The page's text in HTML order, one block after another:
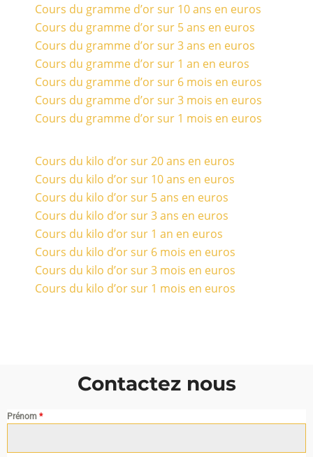
Cours du gramme d’or sur 10 ans en euros
Cours du gramme d’or sur 5 ans en euros
Cours du gramme d’or sur 3 ans en euros
Cours du gramme d’or sur 1 an en euros
Cours du gramme d’or sur 6 mois en euros
Cours du gramme d’or sur 3 mois en euros
Cours du gramme d’or sur 1 mois en euros
Cours du kilo d’or sur 20 ans en euros
Cours du kilo d’or sur 10 ans en euros
Cours du kilo d’or sur 5 ans en euros
Cours du kilo d’or sur 3 ans en euros
Cours du kilo d’or sur 1 an en euros
Cours du kilo d’or sur 6 mois en euros
Cours du kilo d’or sur 3 mois en euros
Cours du kilo d’or sur 1 mois en euros
Contactez nous
Prénom *